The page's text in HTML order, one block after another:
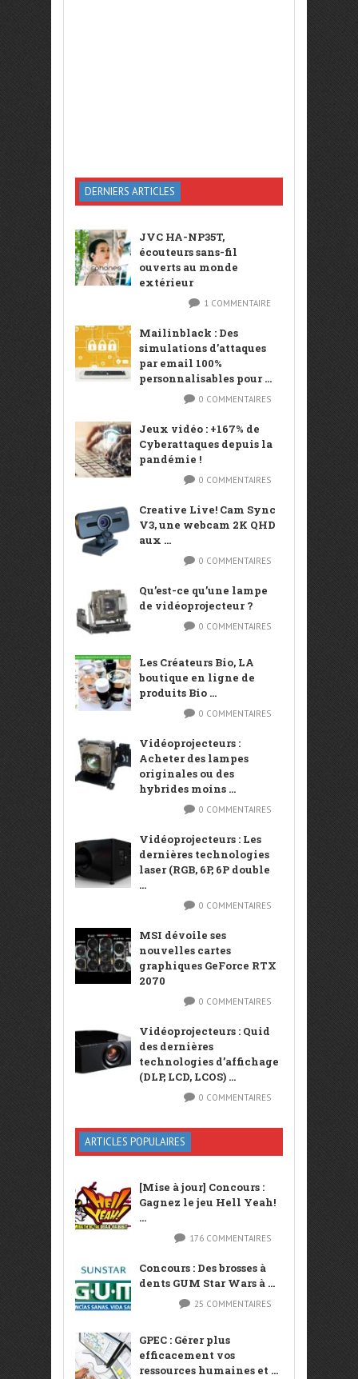
DERNIERS ARTICLES
JVC HA-NP35T,
écouteurs sans-fil
ouverts au monde
extérieur
1 COMMENTAIRE
Mailinblack : Des
simulations d’attaques
par email 100%
personnalisables pour ...
0 COMMENTAIRES
Jeux vidéo : +167% de
Cyberattaques depuis la
pandémie !
0 COMMENTAIRES
Creative Live! Cam Sync
V3, une webcam 2K QHD
aux ...
0 COMMENTAIRES
Qu’est-ce qu’une lampe
de vidéoprojecteur ?
0 COMMENTAIRES
Les Créateurs Bio, LA
boutique en ligne de
produits Bio ...
0 COMMENTAIRES
Vidéoprojecteurs :
Acheter des lampes
originales ou des
hybrides moins ...
0 COMMENTAIRES
Vidéoprojecteurs : Les
dernières technologies
laser (RGB, 6P, 6P double
...
0 COMMENTAIRES
MSI dévoile ses
nouvelles cartes
graphiques GeForce RTX
2070
0 COMMENTAIRES
Vidéoprojecteurs : Quid
des dernières
technologies d’affichage
(DLP, LCD, LCOS) ...
0 COMMENTAIRES
ARTICLES POPULAIRES
[Mise à jour] Concours :
Gagnez le jeu Hell Yeah!
...
176 COMMENTAIRES
Concours : Des brosses à
dents GUM Star Wars à ...
25 COMMENTAIRES
GPEC : Gérer plus
efficacement vos
ressources humaines et ...